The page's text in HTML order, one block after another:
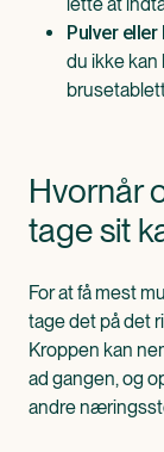
Pulver eller
du ikke
Hvornår
tage sit
For at få mest
tage det på det
Kroppen kan
ad gangen, og
andre